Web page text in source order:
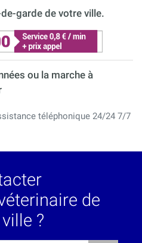
garde de votre ville.
ou la marche à
téléphonique 24/24 7/7
de
?